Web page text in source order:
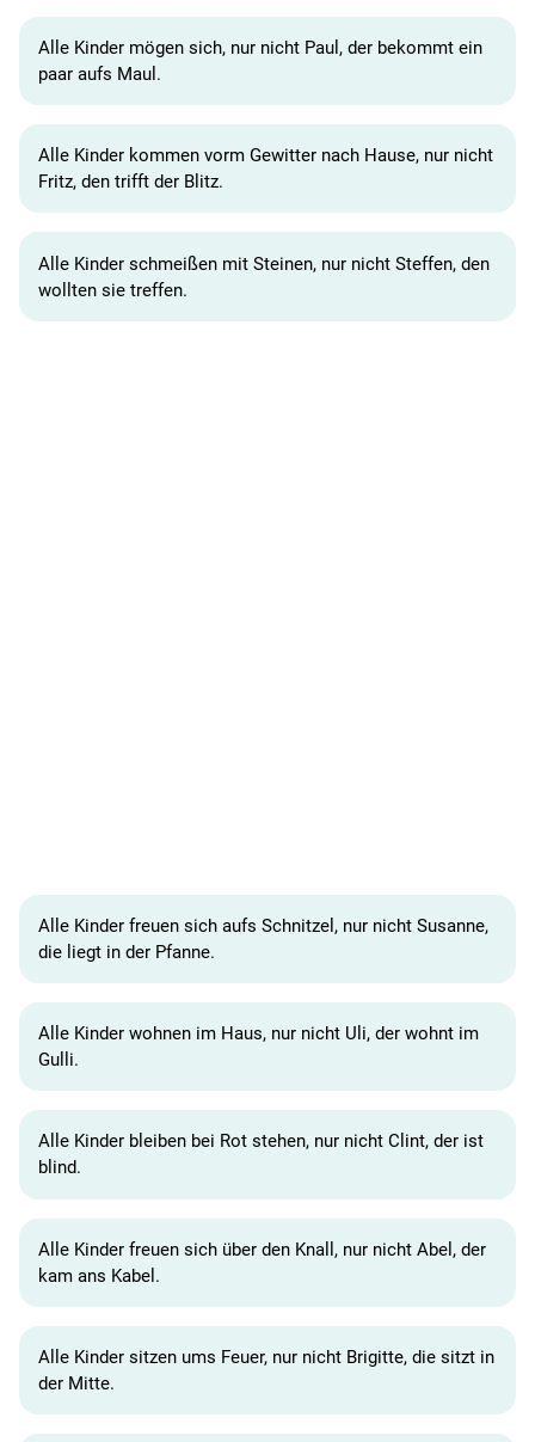
Alle Kinder mögen sich, nur nicht Paul, der bekommt ein
paar aufs Maul.
Alle Kinder kommen vorm Gewitter nach Hause, nur nicht
Fritz, den trifft der Blitz.
Alle Kinder schmeißen mit Steinen, nur nicht Steffen, den
wollten sie treffen.
Alle Kinder freuen sich aufs Schnitzel, nur nicht Susanne,
die liegt in der Pfanne.
Alle Kinder wohnen im Haus, nur nicht Uli, der wohnt im
Gulli.
Alle Kinder bleiben bei Rot stehen, nur nicht Clint, der ist
blind.
Alle Kinder freuen sich über den Knall, nur nicht Abel, der
kam ans Kabel.
Alle Kinder sitzen ums Feuer, nur nicht Brigitte, die sitzt in
der Mitte.